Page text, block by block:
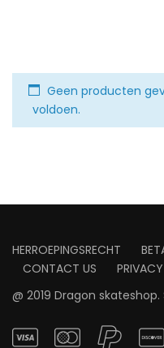
Geen producten
voldoen.
HERROEPINGSRECHT
CONTACT US
@ 2019 Dragon